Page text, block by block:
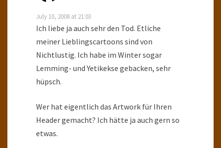
July 10, 2008 at 21:03
Ich liebe ja auch sehr den Tod. Etliche
meiner Lieblingscartoons sind von
Nichtlustig. Ich habe im Winter sogar
Lemming- und Yetikekse gebacken, sehr
hüpsch.
Wer hat eigentlich das Artwork für Ihren
Header gemacht? Ich hätte ja auch gern so
etwas.